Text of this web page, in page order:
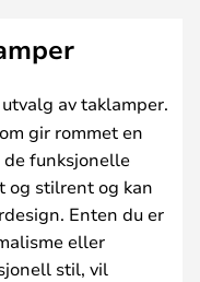
av taklamper.
gir rommet en
funksjonelle
og stilrent og kan
Enten du er
eller
stil, vil